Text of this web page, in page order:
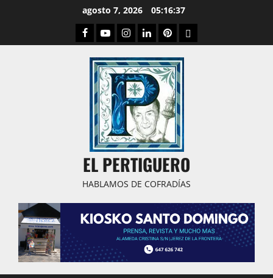
agosto 7, 2026 05:16:38
Facebook
YoutubeInstagram
LinkedPinterestDribbble
EL PERTIGUERO
HABLAMOS DE COFRADÍAS